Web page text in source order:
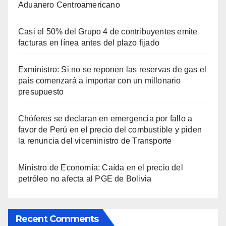
Aduanero Centroamericano
Casi el 50% del Grupo 4 de contribuyentes emite
facturas en línea antes del plazo fijado
Exministro: Si no se reponen las reservas de gas el
país comenzará a importar con un millonario
presupuesto
Chóferes se declaran en emergencia por fallo a
favor de Perú en el precio del combustible y piden
la renuncia del viceministro de Transporte
Ministro de Economía: Caída en el precio del
petróleo no afecta al PGE de Bolivia
Recent Comments